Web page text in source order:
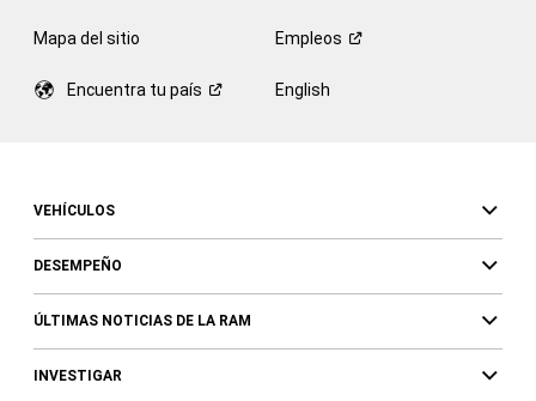
Mapa del sitio Empleos
Encuentra tu país English
VEHÍCULOS
DESEMPEÑO
ÚLTIMAS NOTICIAS DE LA RAM
INVESTIGAR